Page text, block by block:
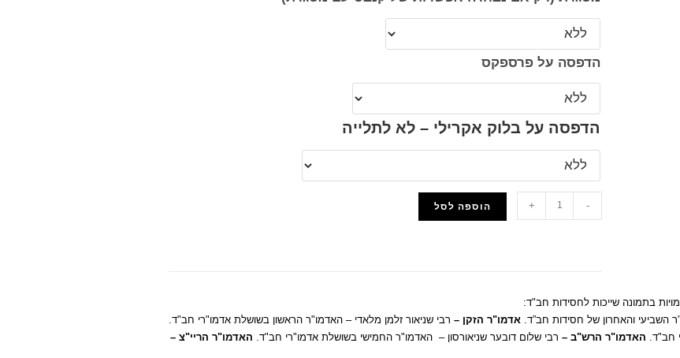
הדפסה על פרספקס
הדפסה על בלוק אקרילי – לא לתלייה
-
+ הוספה לסל
בתמונה שייכות לחסידות חב"ד:
השביעי והאחרון של חסידות חב”ד. אדמו"ר הזקן – רבי שניאור זלמן מלאדי – האדמו"ר הראשון בשושלת אדמו"רי חב"ד.
חב"ד. האדמו"ר הרש"ב – רבי שלום דובער שניאורסון – האדמו"ר החמישי בשושלת אדמו"רי חב"ד. האדמו"ר הריי"צ –